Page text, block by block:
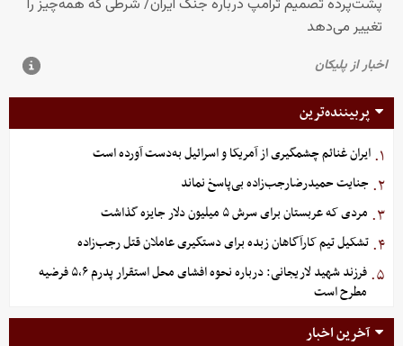
پربیننده‌ترین
۱. ایران غنائم چشمگیری از آمریکا و اسرائیل به‌دست آورده است
۲. جنایت حمیدرضارجب‌زاده بی‌پاسخ نماند
۳. مردی که عربستان برای سرش ۵ میلیون دلار جایزه گذاشت
۴. تشکیل تیم کارآگاهان زبده برای دستگیری عاملان قتل رجب‌زاده
۵.
فرزند شهید لاریجانی: درباره نحوه افشای محل استقرار پدرم ۵،۶ فرضیه
مطرح است
آخرین اخبار